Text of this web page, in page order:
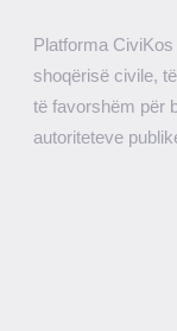
Platforma
shoqërisë civile,
të favorshëm për
autoriteteve